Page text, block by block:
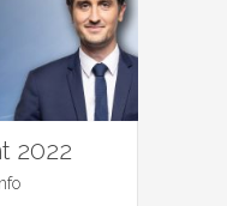
2022